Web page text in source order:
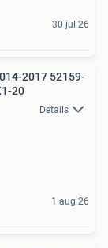
30 jul 26
2017 52159-
20
Details
1 aug 26